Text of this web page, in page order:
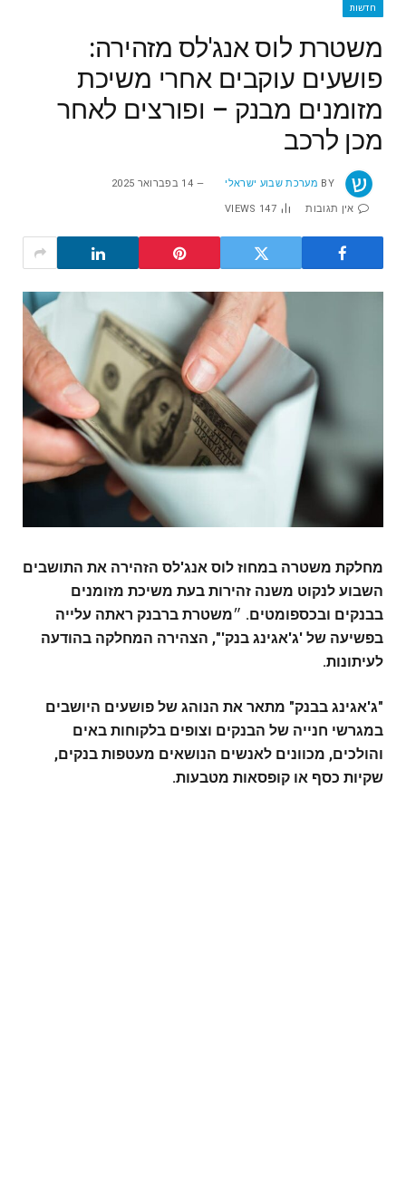
חדשות
משטרת לוס אנג'לס מזהירה:
פושעים עוקבים אחרי משיכת
מזומנים מבנק – ופורצים לאחר
מכן לרכב
BY מערכת שבוע ישראלי 14 בפברואר 2025
אין תגובות 147
VIEWS
מחלקת משטרה במחוז לוס אנג'לס הזהירה את התושבים
השבוע לנקוט משנה זהירות בעת משיכת מזומנים
בבנקים ובכספומטים. ״משטרת ברבנק ראתה עלייה
בפשיעה של 'ג'אגינג בנק'", הצהירה המחלקה בהודעה
לעיתונות.
"ג'אגינג בבנק" מתאר את הנוהג של פושעים היושבים
במגרשי חנייה של הבנקים וצופים בלקוחות באים
והולכים, מכוונים לאנשים הנושאים מעטפות בנקים,
שקיות כסף או קופסאות מטבעות.